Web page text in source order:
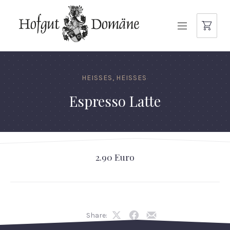
NAVIGATION
HEISSES , HEISSES
Espresso Latte
2.90 Euro
Share:
ShareShareShare